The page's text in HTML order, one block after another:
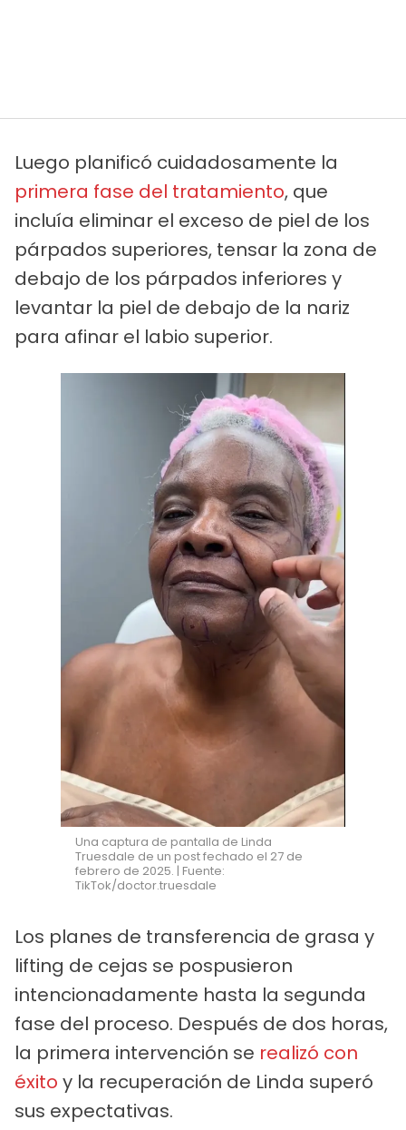
Luego planificó cuidadosamente la
primera fase del tratamiento, que
incluía eliminar el exceso de piel de los
párpados superiores, tensar la zona de
debajo de los párpados inferiores y
levantar la piel de debajo de la nariz
para afinar el labio superior.
Una captura de pantalla de Linda
Truesdale de un post fechado el 27 de
febrero de 2025. | Fuente:
TikTok/doctor.truesdale
Los planes de transferencia de grasa y
lifting de cejas se pospusieron
intencionadamente hasta la segunda
fase del proceso. Después de dos horas,
la primera intervención se realizó con
éxito y la recuperación de Linda superó
sus expectativas.